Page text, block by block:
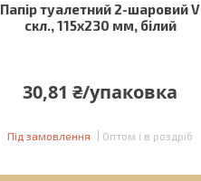
Папір туалетний 2-шаровий V
скл., 115х230 мм, білий
30,81 ₴/упаковка
Під замовлення Оптом і в роздріб